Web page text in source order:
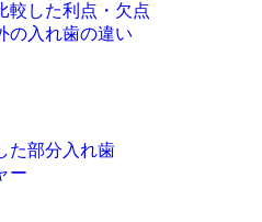
較した利点・欠点
の入れ歯の違い
た部分入れ歯
ー